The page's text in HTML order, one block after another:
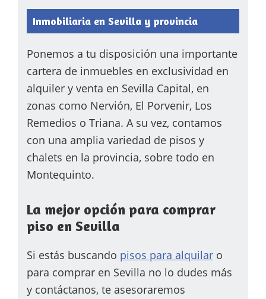
Inmobiliaria en Sevilla y provincia
Ponemos a tu disposición una importante
cartera de inmuebles en exclusividad en
alquiler y venta en Sevilla Capital, en
zonas como Nervión, El Porvenir, Los
Remedios o Triana. A su vez, contamos
con una amplia variedad de pisos y
chalets en la provincia, sobre todo en
Montequinto.
La mejor opción para comprar
piso en Sevilla
Si estás buscando pisos para alquilar o
para comprar en Sevilla no lo dudes más
y contáctanos, te asesoraremos